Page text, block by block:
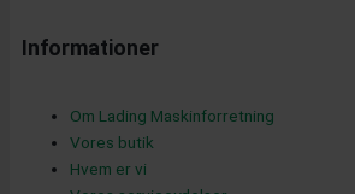
r
Informationer
Om Lading Maskinforretning
Vores butik
Hvem er vi